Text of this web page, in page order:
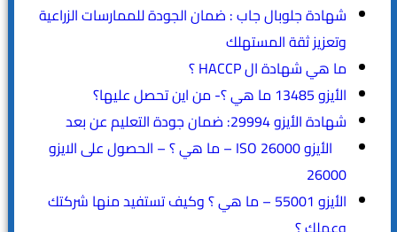
شهادة جلوبال جاب : ضمان الجودة للممارسات الزراعية
وتعزيز ثقة المستهلك
ما هي شهادة ال HACCP ؟
الأيزو 13485 ما هي ؟- من اين تحصل عليها؟
شهادة الأيزو 29994: ضمان جودة التعليم عن بعد
الأيزو ISO 26000 – ما هي ؟ – الحصول على الايزو
26000
الأيزو 55001 – ما هي ؟ وكيف تستفيد منها شركتك